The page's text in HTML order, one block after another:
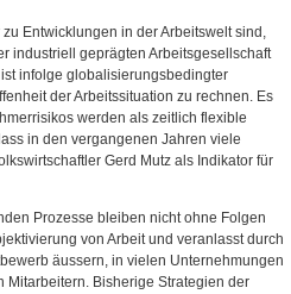
Entwicklungen in der Arbeitswelt sind,
industriell geprägten Arbeitsgesellschaft
infolge globalisierungsbedingter
der Arbeitssituation zu rechnen. Es
werden als zeitlich flexible
in den vergangenen Jahren viele
Gerd Mutz als Indikator für
Prozesse bleiben nicht ohne Folgen
von Arbeit und veranlasst durch
äussern, in vielen Unternehmungen
Bisherige Strategien der